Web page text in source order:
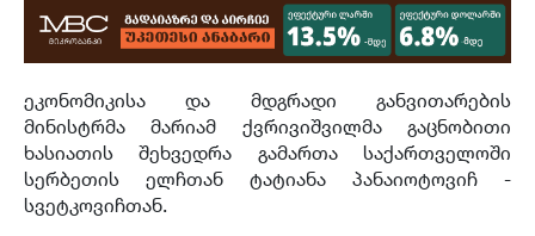
ეკონომიკისა და მდგრადი განვითარების
მინისტრმა მარიამ ქვრივიშვილმა გაცნობითი
ხასიათის შეხვედრა გამართა საქართველოში
სერბეთის ელჩთან ტატიანა პანაიოტოვიჩ -
სვეტკოვიჩთან.